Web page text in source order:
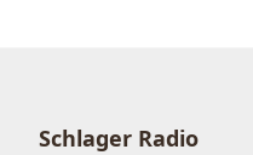
Schlager Radio